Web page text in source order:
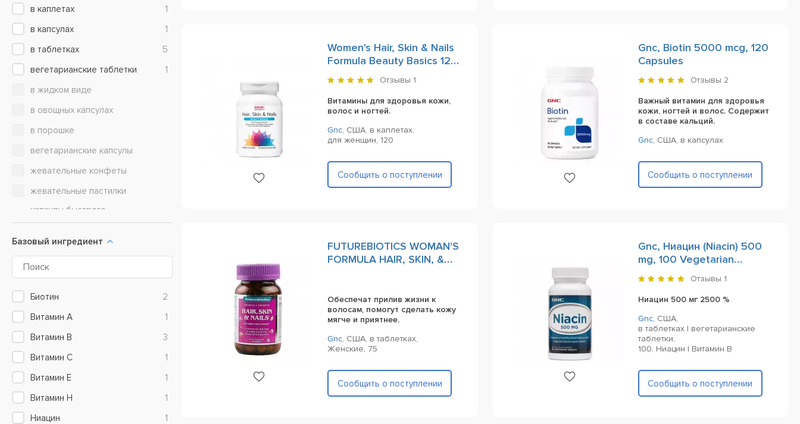
в каплетах
1
в капсулах
1
в таблетках
5
вегетарианские таблетки
1
в жидком виде
в овощных капсулах
в порошке
вегетарианские капсулы
жевательные конфеты
жевательные пастилки
капсулы быстрого
высвобождения
мягкие гелевые капсулы
таблетка с гладким покрытием в
форме капсулы
Базовый ингредиент
Биотин
2
Витамин A
1
Витамин B
3
Витамин C
1
Витамин E
1
Витамин H
1
Ниацин
1
Women's Hair, Skin & Nails
Formula Beauty Basics 120
Caplets
Отзывы 1
Витамины для здоровья кожи,
волос и ногтей.
Gnc, США, в каплетах,
для женщин, 120
Сообщить о поступлении
Gnc, Biotin 5000 mcg, 120
Capsules
Отзывы 2
Важный витамин для здоровья
кожи, ногтей и волос. Содержит
в составе кальций.
Gnc, США, в капсулах
Сообщить о поступлении
FUTUREBIOTICS WOMAN'S
FORMULA HAIR, SKIN, &
Обеспечат прилив жизни к
волосам, помогут сделать кожу
мягче и приятнее.
Gnc, США, в таблетках,
Женские, 75
Сообщить о поступлении
Gnc, Ниацин (Niacin) 500
mg, 100 Vegetarian
Tablets
Отзывы 1
Ниацин 500 мг 2500 %
Gnc, США,
в таблетках | вегетарианские
таблетки,
100, Ниацин | Витамин B
Сообщить о поступлении